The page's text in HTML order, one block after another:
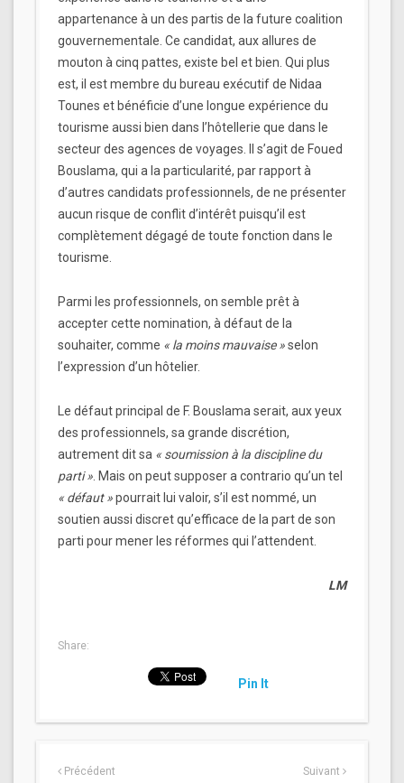
appartenance à un des partis de la future coalition
gouvernementale. Ce candidat, aux allures de
mouton à cinq pattes, existe bel et bien. Qui plus
est, il est membre du bureau exécutif de Nidaa
Tounes et bénéficie d’une longue expérience du
tourisme aussi bien dans l’hôtellerie que dans le
secteur des agences de voyages. Il s’agit de Foued
Bouslama, qui a la particularité, par rapport à
d’autres candidats professionnels, de ne présenter
aucun risque de conflit d’intérêt puisqu’il est
complètement dégagé de toute fonction dans le
tourisme.
Parmi les professionnels, on semble prêt à
accepter cette nomination, à défaut de la
souhaiter, comme « la moins mauvaise »selon
l’expression d’un hôtelier.
Le défaut principal de F. Bouslama serait, aux yeux
des professionnels, sa grande discrétion,
autrement dit sa « soumission à la discipline du
parti » . Mais on peut supposer a contrario qu’un tel
« défaut »pourrait lui valoir, s’il est nommé, un
soutien aussi discret qu’efficace de la part de son
parti pour mener les réformes qui l’attendent.
LM
Share:
Pin It
Précédent Suivant